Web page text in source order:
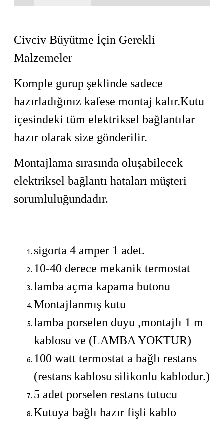
Civciv Büyütme İçin Gerekli
Malzemeler
Komple gurup şeklinde sadece
hazırladığınız kafese montaj kalır.Kutu
içesindeki tüm elektriksel bağlantılar
hazır olarak size gönderilir.
Montajlama sırasında oluşabilecek
elektriksel bağlantı hataları müşteri
sorumluluğundadır.
sigorta 4 amper 1 adet.
10-40 derece mekanik termostat
lamba açma kapama butonu
Montajlanmış kutu
lamba porselen duyu ,montajlı 1 m
kablosu ve (LAMBA YOKTUR)
100 watt termostat a bağlı restans
(restans kablosu silikonlu kablodur.)
5 adet porselen restans tutucu
Kutuya bağlı hazır fişli kablo